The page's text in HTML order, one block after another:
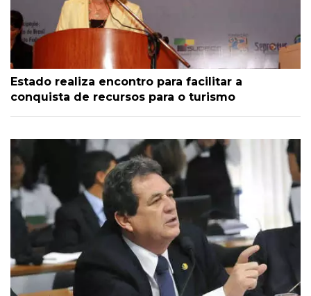
Estado realiza encontro para facilitar a
conquista de recursos para o turismo